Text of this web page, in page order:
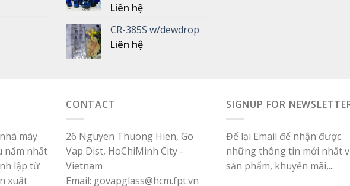
Liên hệ
CR-385S w/dewdrop
Liên hệ
máy
năm nhất
lập từ
xuất
CONTACT
26 Nguyen Thuong Hien, Go
Vap Dist, HoChiMinh City -
Vietnam
Email: govapglass@hcm.fpt.vn
SIGNUP FOR
Để lại Email để nhận được
những thông tin mới nhất
sản phẩm, khuyến mãi,...